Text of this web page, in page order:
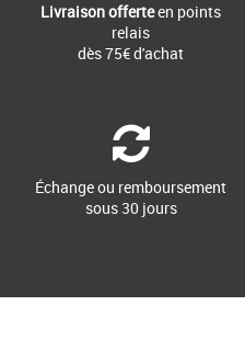
Livraison offerteen points
relais
dès 75€ d'achat
Échange ou remboursement
sous 30 jours